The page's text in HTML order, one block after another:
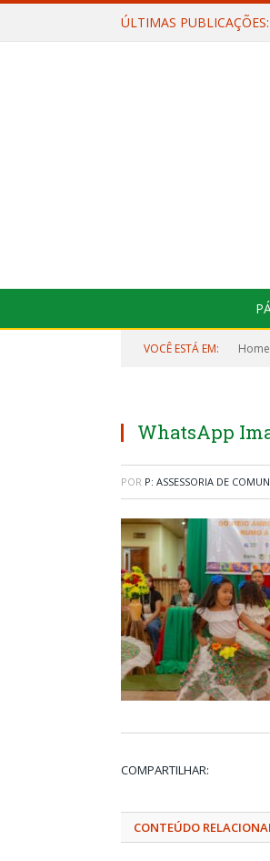
ÚLTIMAS PUBLICAÇÕES:
VOCÊ ESTÁ EM: Home
WhatsApp
POR P: ASSESSORIA DE
COMPARTILHAR:
CONTEÚDO